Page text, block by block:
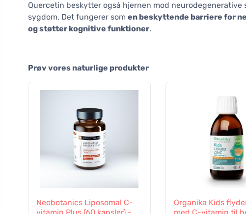
Quercetin beskytter også hjernen mod neurodegenerative
sygdom. Det fungerer som en beskyttende barriere for
og støtter kognitive funktioner.
Prøv vores naturlige produkter
Neobotanics Liposomal C-
Organika Kids